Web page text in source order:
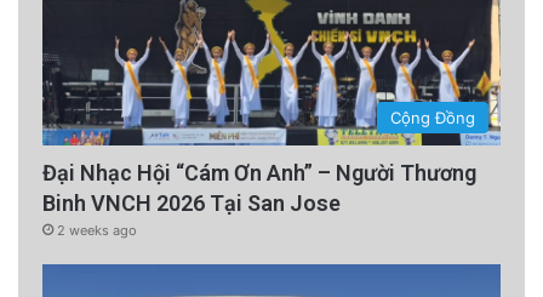
Cộng Đồng
Đại Nhạc Hội “Cám Ơn Anh” – Người Thương
Binh VNCH 2026 Tại San Jose
2 weeks ago